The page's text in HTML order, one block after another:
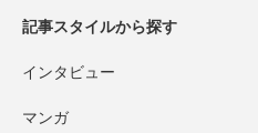
記事スタイルから探す
インタビュー
マンガ